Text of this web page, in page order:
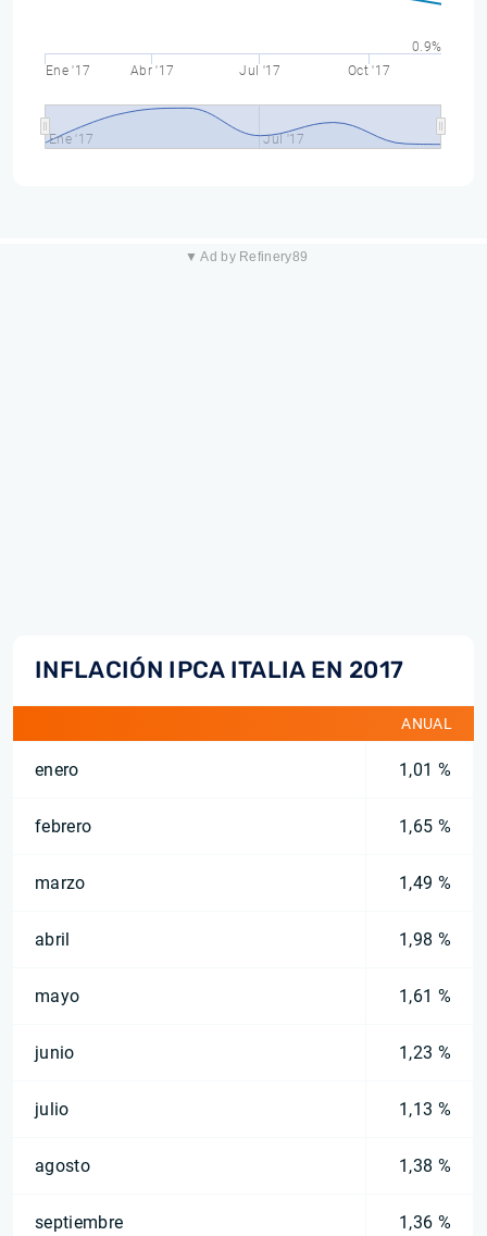
Ene '17 Abr '17 Jul '17 Oct '17
Ene '17 Jul '17
0.9%
▼ Ad by Refinery89
INFLACIÓN IPCA ITALIA EN 2017
ANUAL
enero 1,01 %
febrero 1,65 %
marzo 1,49 %
abril 1,98 %
mayo 1,61 %
junio 1,23 %
julio 1,13 %
agosto 1,38 %
septiembre 1,36 %